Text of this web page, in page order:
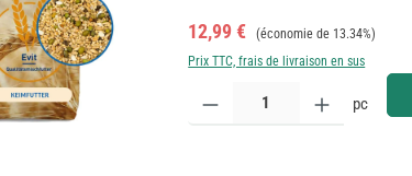
Prix de vente :
12,99 € Prix régulier :
(économie de 13.34%)
Prix TTC, frais de livraison en sus
Quantité de produit : Entrez la
pc